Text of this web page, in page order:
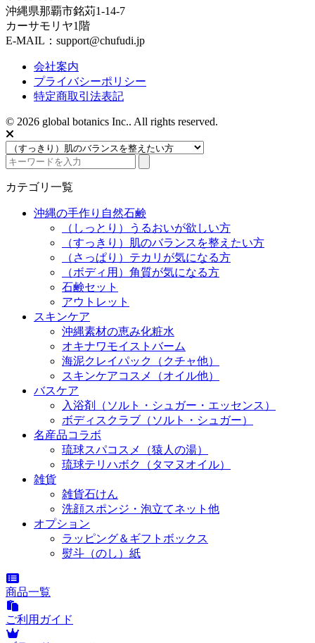
沖縄県那覇市銘苅1-14-7
カーサモリヤ1階
E-MAIL：support@chufudi.jp
会社案内
プライバシーポリシー
特定商取引法表記
© 2026 global botanics Inc.. All rights reserved.
カテゴリ一覧
沖縄の手作り自然石鹸
（しっとり）うるおいが欲しい方
（すっきり）肌のバランスを整えたい方
（さっぱり）テカリが気になる方
（ボディ用）角質が気になる方
石鹸セット
アウトレット
スキンケア
沖縄素材の恵み化粧水
オキナワモイストバーム
海泥クレイパック（クチャ他）
スキンケアコスメ（オイル他）
バスケア
入浴剤（ソルト・シュガー・エッセンス）
ボディスクラブ（ソルト・シュガー）
名産品コラボ
琉球スパコスメ（猿人の湯）
琉球テリハボク（タマヌオイル）
雑貨
雑貨石けん
洗顔スポンジ・泡立てネット他
オプション
ラッピング＆ギフトボックス
熨斗（のし）紙
商品一覧
ご利用ガイド